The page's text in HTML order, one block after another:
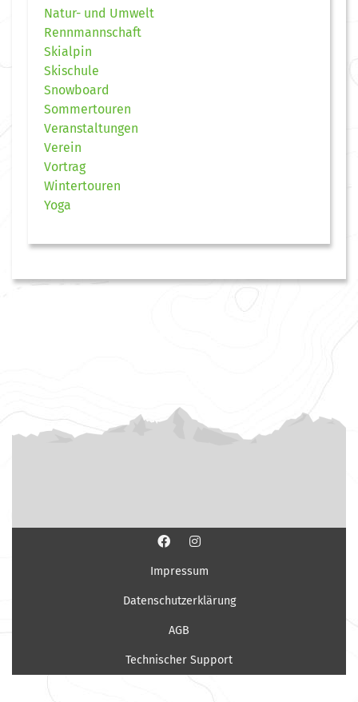
Natur- und Umwelt
Rennmannschaft
Skialpin
Skischule
Snowboard
Sommertouren
Veranstaltungen
Verein
Vortrag
Wintertouren
Yoga
Impressum
Datenschutzerklärung
AGB
Technischer Support